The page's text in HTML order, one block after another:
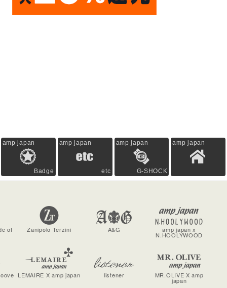
amp japan
Badge
amp japan
etc
amp japan
G-SHOCK
amp japan
of Zanipolo Terzini A&G amp japan x
N.HOOLYWOOD
LEMAIRE X amp japan listener MR.OLIVE X amp
japan